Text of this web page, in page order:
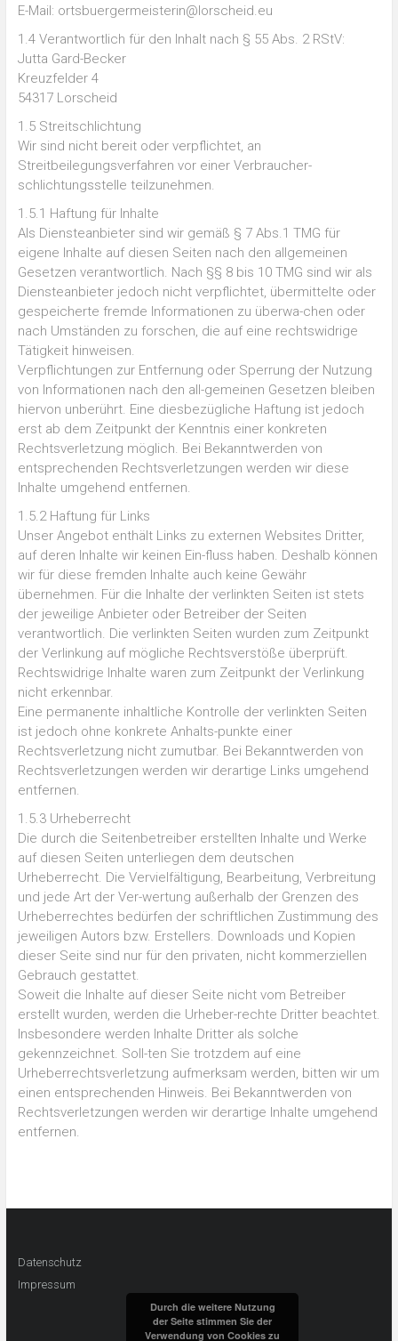
E-Mail: ortsbuergermeisterin@lorscheid.eu
1.4 Verantwortlich für den Inhalt nach § 55 Abs. 2 RStV:
Jutta Gard-Becker
Kreuzfelder 4
54317 Lorscheid
1.5 Streitschlichtung
Wir sind nicht bereit oder verpflichtet, an
Streitbeilegungsverfahren vor einer Verbraucher-
schlichtungsstelle teilzunehmen.
1.5.1 Haftung für Inhalte
Als Diensteanbieter sind wir gemäß § 7 Abs.1 TMG für
eigene Inhalte auf diesen Seiten nach den allgemeinen
Gesetzen verantwortlich. Nach §§ 8 bis 10 TMG sind wir als
Diensteanbieter jedoch nicht verpflichtet, übermittelte oder
gespeicherte fremde Informationen zu überwa-chen oder
nach Umständen zu forschen, die auf eine rechtswidrige
Tätigkeit hinweisen.
Verpflichtungen zur Entfernung oder Sperrung der Nutzung
von Informationen nach den all-gemeinen Gesetzen bleiben
hiervon unberührt. Eine diesbezügliche Haftung ist jedoch
erst ab dem Zeitpunkt der Kenntnis einer konkreten
Rechtsverletzung möglich. Bei Bekanntwerden von
entsprechenden Rechtsverletzungen werden wir diese
Inhalte umgehend entfernen.
1.5.2 Haftung für Links
Unser Angebot enthält Links zu externen Websites Dritter,
auf deren Inhalte wir keinen Ein-fluss haben. Deshalb können
wir für diese fremden Inhalte auch keine Gewähr
übernehmen. Für die Inhalte der verlinkten Seiten ist stets
der jeweilige Anbieter oder Betreiber der Seiten
verantwortlich. Die verlinkten Seiten wurden zum Zeitpunkt
der Verlinkung auf mögliche Rechtsverstöße überprüft.
Rechtswidrige Inhalte waren zum Zeitpunkt der Verlinkung
nicht erkennbar.
Eine permanente inhaltliche Kontrolle der verlinkten Seiten
ist jedoch ohne konkrete Anhalts-punkte einer
Rechtsverletzung nicht zumutbar. Bei Bekanntwerden von
Rechtsverletzungen werden wir derartige Links umgehend
entfernen.
1.5.3 Urheberrecht
Die durch die Seitenbetreiber erstellten Inhalte und Werke
auf diesen Seiten unterliegen dem deutschen
Urheberrecht. Die Vervielfältigung, Bearbeitung, Verbreitung
und jede Art der Ver-wertung außerhalb der Grenzen des
Urheberrechtes bedürfen der schriftlichen Zustimmung des
jeweiligen Autors bzw. Erstellers. Downloads und Kopien
dieser Seite sind nur für den privaten, nicht kommerziellen
Gebrauch gestattet.
Soweit die Inhalte auf dieser Seite nicht vom Betreiber
erstellt wurden, werden die Urheber-rechte Dritter beachtet.
Insbesondere werden Inhalte Dritter als solche
gekennzeichnet. Soll-ten Sie trotzdem auf eine
Urheberrechtsverletzung aufmerksam werden, bitten wir um
einen entsprechenden Hinweis. Bei Bekanntwerden von
Rechtsverletzungen werden wir derartige Inhalte umgehend
entfernen.
Datenschutz
Impressum
Durch die weitere Nutzung
der Seite stimmen Sie der
Verwendung von Cookies zu